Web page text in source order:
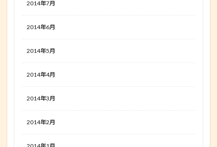
2014年7月
2014年6月
2014年5月
2014年4月
2014年3月
2014年2月